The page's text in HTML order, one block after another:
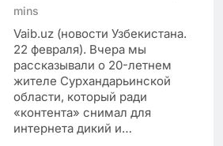
mins
Vaib.uz (новости Узбекистана.
22 февраля). Вчера мы
рассказывали о 20-летнем
жителе Сурхандарьинской
области, который ради
«контента» снимал для
интернета дикий и…